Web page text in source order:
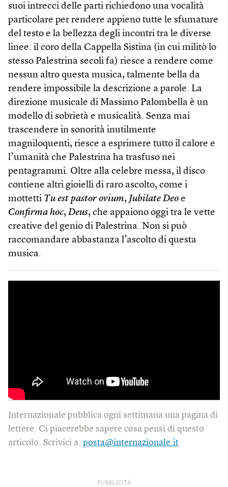
suoi intrecci delle parti richiedono una vocalità
particolare per rendere appieno tutte le sfumature
del testo e la bellezza degli incontri tra le diverse
linee: il coro della Cappella Sistina (in cui militò lo
stesso Palestrina secoli fa) riesce a rendere come
nessun altro questa musica, talmente bella da
rendere impossibile la descrizione a parole. La
direzione musicale di Massimo Palombella è un
modello di sobrietà e musicalità. Senza mai
trascendere in sonorità inutilmente
magniloquenti, riesce a esprimere tutto il calore e
l’umanità che Palestrina ha trasfuso nei
pentagrammi. Oltre alla celebre messa, il disco
contiene altri gioielli di raro ascolto, come i
mottetti Tu est pastor ovium, Jubilate Deo e
Confirma hoc, Deus, che appaiono oggi tra le vette
creative del genio di Palestrina. Non si può
raccomandare abbastanza l’ascolto di questa
musica.
Internazionale pubblica ogni settimana una pagina di
lettere. Ci piacerebbe sapere cosa pensi di questo
articolo. Scrivici a: posta@internazionale.it
PUBBLICITÀ